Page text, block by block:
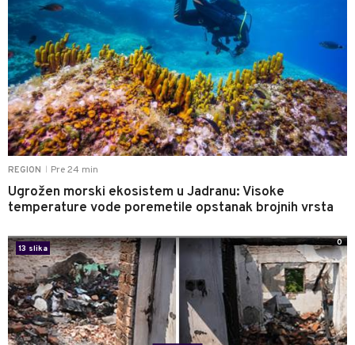
REGION Pre 24 min
Ugrožen morski ekosistem u Jadranu: Visoke
temperature vode poremetile opstanak brojnih vrsta
13 slika
0